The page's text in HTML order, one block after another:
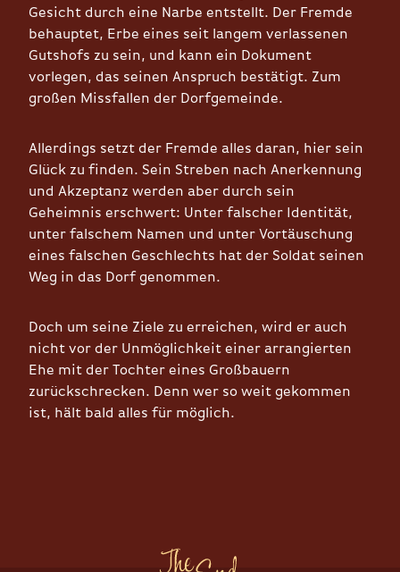
Gesicht durch eine Narbe entstellt. Der Fremde
behauptet, Erbe eines seit langem verlassenen
Gutshofs zu sein, und kann ein Dokument
vorlegen, das seinen Anspruch bestätigt. Zum
großen Missfallen der Dorfgemeinde.
Allerdings setzt der Fremde alles daran, hier sein
Glück zu finden. Sein Streben nach Anerkennung
und Akzeptanz werden aber durch sein
Geheimnis erschwert: Unter falscher Identität,
unter falschem Namen und unter Vortäuschung
eines falschen Geschlechts hat der Soldat seinen
Weg in das Dorf genommen.
Doch um seine Ziele zu erreichen, wird er auch
nicht vor der Unmöglichkeit einer arrangierten
Ehe mit der Tochter eines Großbauern
zurückschrecken. Denn wer so weit gekommen
ist, hält bald alles für möglich.